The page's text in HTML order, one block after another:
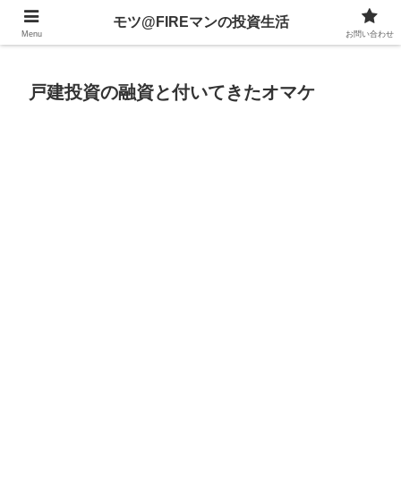
不動産、投資信託、暗号資産、株式、等々への投資について
戸建投資の融資と付いてきたオマケ
Menu
モツ@FIREマンの投資生活
お問い合わせ